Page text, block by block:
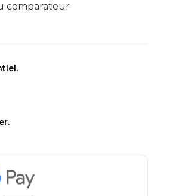
comparateur